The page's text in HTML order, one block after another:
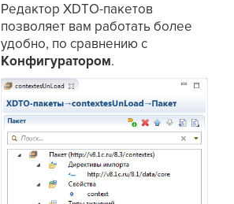
Редактор XDTO-пакетов
позволяет вам работать более
удобно, по сравнению с
Конфигуратором.